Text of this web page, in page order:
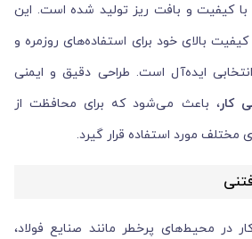
از نخ با کیفیت و بافت ریز تولید شده است. این
بالای خود برای استفاده‌های روزمره و
ایده‌آل است. طراحی دقیق و ایمنی
، باعث می‌شود که برای محافظت از
مورد استفاده قرار گیرد.
در محیط‌های پرخطر مانند صنایع فولاد،